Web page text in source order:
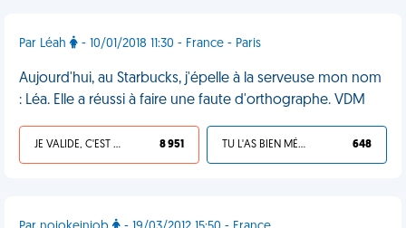
Par Léah - 10/01/2018 11:30 - France - Paris
Aujourd'hui, au Starbucks, j'épelle à la serveuse mon nom
: Léa. Elle a réussi à faire une faute d'orthographe. VDM
JE VALIDE, C'EST UNE VDM 8 951 TU L'AS BIEN MÉRITÉ 648